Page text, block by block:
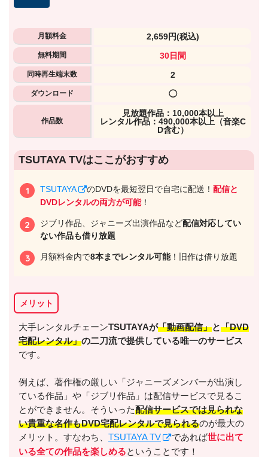
出典: U-NEXTヘルプセンター
＼＼31日間無料!!お試し解約もOK／／
今すぐ無料でU-NEXTで見る
月額料金 2,659円(税込)
無料期間 30日間
同時再生端末数 2
ダウンロード ◯
作品数
⾒放題作品：10,000本以上
レンタル作品：490,000本以上（音楽C
D含む）
TSUTAYA TVはここがおすすめ
TSUTAYA のDVDを最短翌日で自宅に配送！配信と
DVDレンタルの両方が可能！
ジブリ作品、ジャニーズ出演作品など配信対応してい
ない作品も借り放題
月額料金内で8本までレンタル可能！旧作は借り放題
メリット
大手レンタルチェーンTSUTAYAが「動画配信」と「DVD
宅配レンタル」の二刀流で提供している唯一のサービス
です。
例えば、著作権の厳しい「ジャニーズメンバーが出演し
ている作品」や「ジブリ作品」は配信サービスで見るこ
とができません。そういった配信サービスでは見られな
い貴重な名作もDVD宅配レンタルで見られるのが最大の
メリット。すなわち、 TSUTAYA TV であれば世に出て
いる全ての作品を楽しめるということです！